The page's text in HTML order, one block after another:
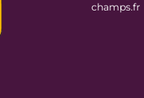
champs.fr